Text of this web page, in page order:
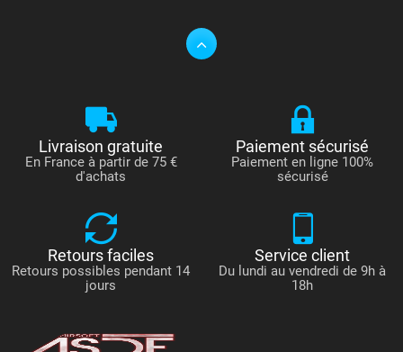
Livraison gratuite
En France à partir de 75 €
d'achats
Paiement sécurisé
Paiement en ligne 100%
sécurisé
Retours faciles
Retours possibles pendant 14
jours
Service client
Du lundi au vendredi de 9h à
18h